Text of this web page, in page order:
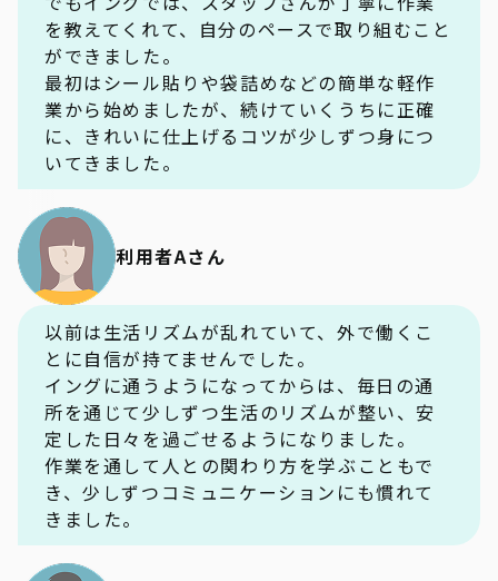
を教えてくれて、自分のペースで取り組むこと
ができました。
最初はシール貼りや袋詰めなどの簡単な軽作
業から始めましたが、続けていくうちに正確
に、きれいに仕上げるコツが少しずつ身につ
いてきました。
利用者Aさん
以前は生活リズムが乱れていて、外で働くこ
とに自信が持てませんでした。
イングに通うようになってからは、毎日の通
所を通じて少しずつ生活のリズムが整い、安
定した日々を過ごせるようになりました。
作業を通して人との関わり方を学ぶこともで
き、少しずつコミュニケーションにも慣れて
きました。